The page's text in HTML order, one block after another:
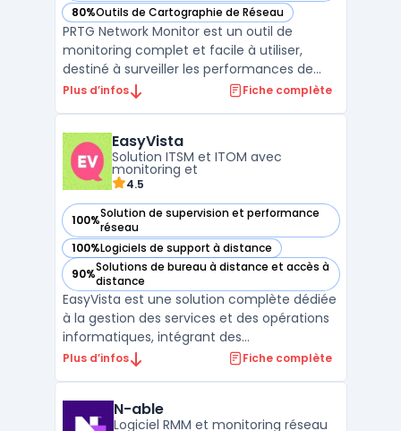
80%Outils de Cartographie de Réseau
— voir PRTG Network Monitor dans cette catégorie
PRTG Network Monitor est un outil de
monitoring complet et facile à utiliser,
destiné à surveiller les performances de
votre réseau. Il fournit une vue d'ensemble
ordinateurs, les commutateurs et les
routeurs. Vous pouvez survei ...
Plus d’infos Fiche complète
EasyVista
Solution ITSM et ITOM avec
monitoring et
4.5
100%Solution de supervision et performance
réseau
— voir EasyVista dans cette catégorie
100%Logiciels de support à distance
— voir EasyVista dans cette catégorie
90%Solutions de bureau à distance et accès à
distance
— voir EasyVista dans cette catégorie
EasyVista est une solution complète dédiée
à la gestion des services et des opérations
informatiques, intégrant des
fonctionnalités avancées de ITSM (gestion
spécialisés, EasyVista offre aux entreprises
Plus d’infos Fiche complète
N-able
Logiciel RMM et monitoring réseau